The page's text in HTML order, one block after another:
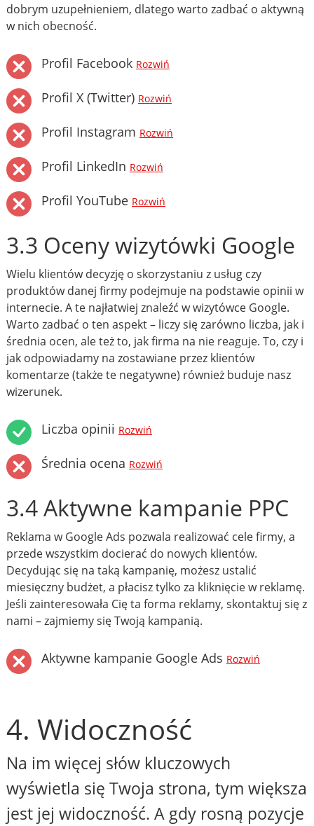
dobrym uzupełnieniem, dlatego warto zadbać o aktywną
w nich obecność.
Profil Facebook Rozwiń
Profil X (Twitter) Rozwiń
Profil Instagram Rozwiń
Profil LinkedIn Rozwiń
Profil YouTube Rozwiń
3.3 Oceny wizytówki Google
Wielu klientów decyzję o skorzystaniu z usług czy
produktów danej firmy podejmuje na podstawie opinii w
internecie. A te najłatwiej znaleźć w wizytówce Google.
Warto zadbać o ten aspekt – liczy się zarówno liczba, jak i
średnia ocen, ale też to, jak firma na nie reaguje. To, czy i
jak odpowiadamy na zostawiane przez klientów
komentarze (także te negatywne) również buduje nasz
wizerunek.
Liczba opinii Rozwiń
Średnia ocena Rozwiń
3.4 Aktywne kampanie PPC
Reklama w Google Ads pozwala realizować cele firmy, a
przede wszystkim docierać do nowych klientów.
Decydując się na taką kampanię, możesz ustalić
miesięczny budżet, a płacisz tylko za kliknięcie w reklamę.
Jeśli zainteresowała Cię ta forma reklamy, skontaktuj się z
nami – zajmiemy się Twoją kampanią.
Aktywne kampanie Google Ads Rozwiń
4. Widoczność
Na im więcej słów kluczowych
wyświetla się Twoja strona, tym większa
jest jej widoczność. A gdy rosną pozycje